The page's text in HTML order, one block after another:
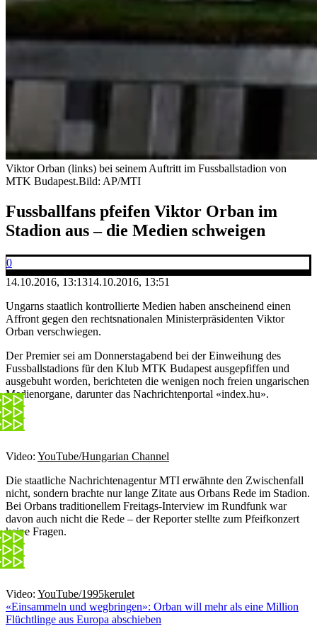
Viktor Orban (links) bei seinem Auftritt im Fussballstadion von
MTK Budapest.Bild: AP/MTI
Fussballfans pfeifen Viktor Orban im
Stadion aus – die Medien schweigen
0
14.10.2016, 13:1314.10.2016, 13:51
Ungarns staatlich kontrollierte Medien haben anscheinend einen
Affront gegen den rechtsnationalen Ministerpräsidenten Viktor
Orban verschwiegen.
Der Premier sei am Donnerstagabend bei der Einweihung des
Fussballstadions für den Klub MTK Budapest ausgepfiffen und
ausgebuht worden, berichteten die wenigen noch freien ungarischen
Medienorgane, darunter das Nachrichtenportal «index.hu».
Video: YouTube/Hungarian Channel
Die staatliche Nachrichtenagentur MTI erwähnte den Zwischenfall
nicht, sondern brachte nur lange Zitate aus Orbans Rede im Stadion.
Bei Orbans traditionellem Freitags-Interview im Rundfunk war
davon auch nicht die Rede – der Reporter stellte zum Pfeifkonzert
keine Fragen.
Video: YouTube/1995kerulet
«Einsammeln und wegbringen»: Orban will mehr als eine Million
Flüchtlinge aus Europa abschieben